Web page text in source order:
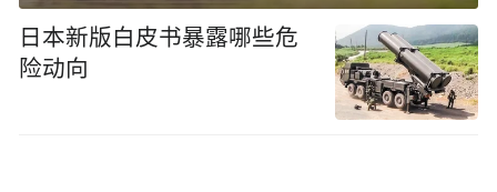
日本新版白皮书暴露哪些危
险动向